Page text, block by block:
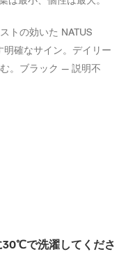
トの効いた NATUS
明確なサイン。デイリー
。ブラック — 説明不
30℃で洗濯してくださ